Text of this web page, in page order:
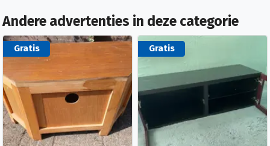
Andere advertenties in deze categorie
Gratis Gratis